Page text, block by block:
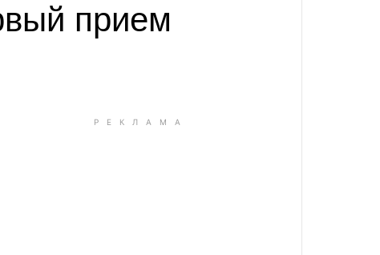
прием